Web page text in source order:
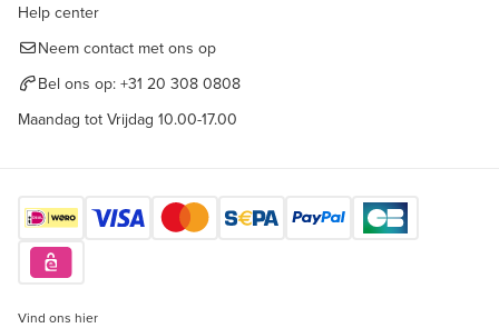
Help center
Neem contact met ons op
Bel ons op: +31 20 308 0808
Maandag tot Vrijdag 10.00-17.00
Vind ons hier